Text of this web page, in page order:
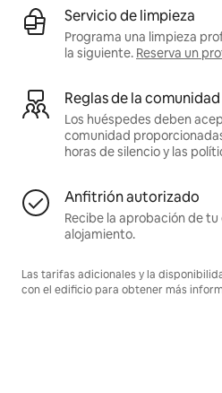
Servicio de limpieza
Programa una limpieza
la siguiente. Reserva un
Reglas de la comunidad
Los huéspedes deben
comunidad
horas de silencio y las
Anfitrión autorizado
Recibe la aprobación de
alojamiento.
Las tarifas adicionales y la
con el edificio para obtener más